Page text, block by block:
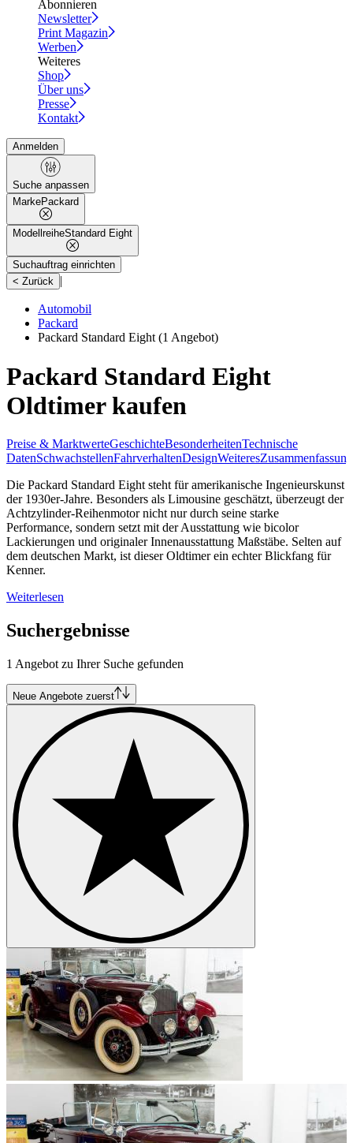
Abonnieren
Newsletter
Print Magazin
Werben
Weiteres
Shop
Über uns
Presse
Kontakt
Anmelden
Suche anpassen
MarkePackard
ModellreiheStandard Eight
Suchauftrag einrichten
< Zurück |
Automobil
Packard
Packard Standard Eight (1 Angebot)
Packard Standard Eight
Oldtimer kaufen
Preise & MarktwerteGeschichteBesonderheitenTechnische
DatenSchwachstellenFahrverhaltenDesignWeiteresZusammenfassung
Die Packard Standard Eight steht für amerikanische Ingenieurskunst
der 1930er-Jahre. Besonders als Limousine geschätzt, überzeugt der
Achtzylinder-Reihenmotor nicht nur durch seine starke
Performance, sondern setzt mit der Ausstattung wie bicolor
Lackierungen und originaler Innenausstattung Maßstäbe. Selten auf
dem deutschen Markt, ist dieser Oldtimer ein echter Blickfang für
Kenner.
Weiterlesen
Suchergebnisse
1 Angebot zu Ihrer Suche gefunden
Neue Angebote zuerst